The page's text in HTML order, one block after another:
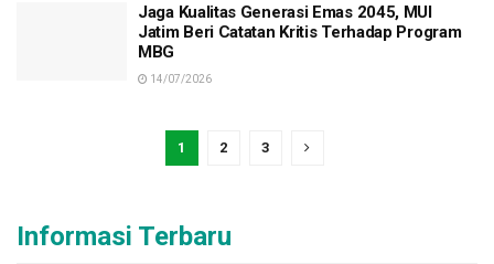
Jaga Kualitas Generasi Emas 2045, MUI
Jatim Beri Catatan Kritis Terhadap Program
MBG
14/07/2026
1 2 3
Informasi Terbaru